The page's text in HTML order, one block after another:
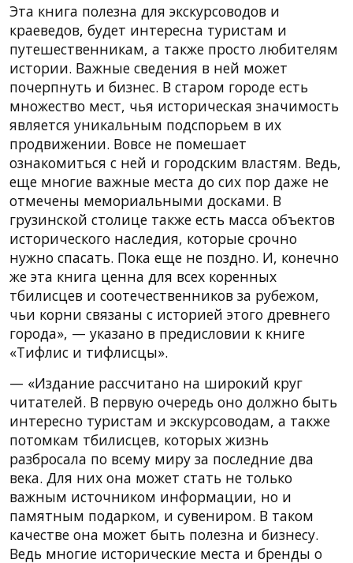
Эта книга полезна для экскурсоводов и
краеведов, будет интересна туристам и
путешественникам, а также просто любителям
истории. Важные сведения в ней может
почерпнуть и бизнес. В старом городе есть
множество мест, чья историческая значимость
является уникальным подспорьем в их
продвижении. Вовсе не помешает
ознакомиться с ней и городским властям. Ведь,
еще многие важные места до сих пор даже не
отмечены мемориальными досками. В
грузинской столице также есть масса объектов
исторического наследия, которые срочно
нужно спасать. Пока еще не поздно. И, конечно
же эта книга ценна для всех коренных
тбилисцев и соотечественников за рубежом,
чьи корни связаны с историей этого древнего
города», — указано в предисловии к книге
«Тифлис и тифлисцы».
— «Издание рассчитано на широкий круг
читателей. В первую очередь оно должно быть
интересно туристам и экскурсоводам, а также
потомкам тбилисцев, которых жизнь
разбросала по всему миру за последние два
века. Для них она может стать не только
важным источником информации, но и
памятным подарком, и сувениром. В таком
качестве она может быть полезна и бизнесу.
Ведь многие исторические места и бренды о